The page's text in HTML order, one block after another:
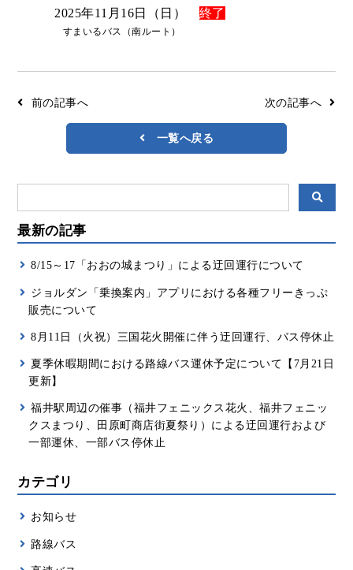
2025年11月16日（日） 終了
すまいるバス（南ルート）
前の記事へ 次の記事へ
一覧へ戻る
最新の記事
8/15～17「おおの城まつり」による迂回運行について
ジョルダン「乗換案内」アプリにおける各種フリーきっぷ
販売について
8月11日（火祝）三国花火開催に伴う迂回運行、バス停休止
夏季休暇期間における路線バス運休予定について【7月21日
更新】
福井駅周辺の催事（福井フェニックス花火、福井フェニッ
クスまつり、田原町商店街夏祭り）による迂回運行および
一部運休、一部バス停休止
カテゴリ
お知らせ
路線バス